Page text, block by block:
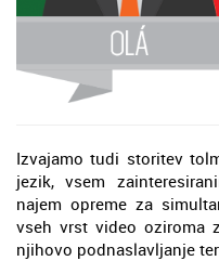
Izvajamo tudi storitev
jezik, vsem
najem opreme za
vseh vrst video oziroma
njihovo podnaslavljanje